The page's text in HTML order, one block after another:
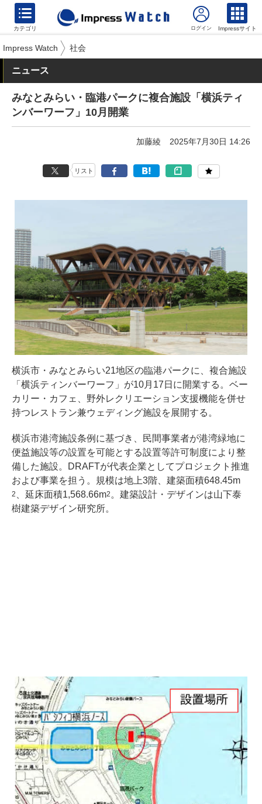
カテゴリ Impressサイト
Impress Watch 社会
ニュース
みなとみらい・臨港パークに複合施設「横浜ティ
ンバーワーフ」10月開業
加藤綾 2025年7月30日 14:26
リスト
横浜市・みなとみらい21地区の臨港パークに、複合施設
「横浜ティンバーワーフ」が10月17日に開業する。ベー
カリー・カフェ、野外レクリエーション支援機能を併せ
持つレストラン兼ウェディング施設を展開する。
横浜市港湾施設条例に基づき、民間事業者が港湾緑地に
便益施設等の設置を可能とする設置等許可制度により整
備した施設。DRAFTが代表企業としてプロジェクト推進
および事業を担う。規模は地上3階、建築面積648.45m
2 、延床面積1,568.66m2 。建築設計・デザインは山下泰
樹建築デザイン研究所。